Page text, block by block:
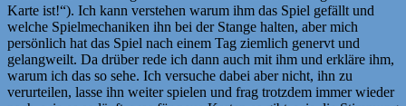
Karte ist!“). Ich kann verstehen warum ihm das Spiel gefällt und
welche Spielmechaniken ihn bei der Stange halten, aber mich
persönlich hat das Spiel nach einem Tag ziemlich genervt und
gelangweilt. Da drüber rede ich dann auch mit ihm und erkläre ihm,
warum ich das so sehe. Ich versuche dabei aber nicht, ihn zu
verurteilen, lasse ihn weiter spielen und frag trotzdem immer wieder